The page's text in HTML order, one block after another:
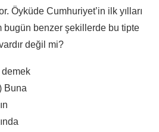
Öyküde Cumhuriyet’in ilk yılları
bugün benzer şekillerde bu tipte
değil mi?
Buna